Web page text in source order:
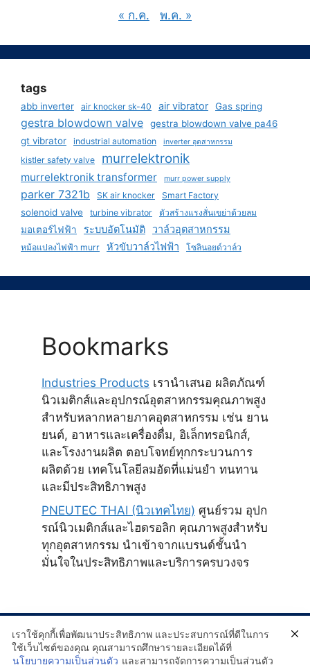
« ก.ค. พ.ค. »
tags
abb inverter air knocker sk-40 air vibrator Gas spring
gestra blowdown valve
gestra blowdown valve pa46
gt vibrator
industrial automation inverter อุตสาหกรรม
kistler safety valve murrelektronik
murrelektronik transformer murr power supply
parker 7321b SK air knocker Smart Factory
solenoid valve turbine vibrator ตัวสร้างแรงสั่นเขย่าด้วยลม
มอเตอร์ไฟฟ้า ระบบอัตโนมัติ วาล์วอุตสาหกรรม
หม้อแปลงไฟฟ้า murr หัวขับวาล์วไฟฟ้า โซลินอยด์วาล์ว
Bookmarks
Industries Products เรานำเสนอ ผลิตภัณฑ์
นิวเมติกส์และอุปกรณ์อุตสาหกรรมคุณภาพสูง
สำหรับหลากหลายภาคอุตสาหกรรม เช่น ยาน
ยนต์, อาหารและเครื่องดื่ม, อิเล็กทรอนิกส์,
และโรงงานผลิต ตอบโจทย์ทุกกระบวนการ
ผลิตด้วย เทคโนโลยีลมอัดที่แม่นยำ ทนทาน
และมีประสิทธิภาพสูง
PNEUTEC THAI (นิวเทคไทย) ศูนย์รวม อุปก
รณ์นิวเมติกส์และไฮดรอลิก คุณภาพสูงสำหรับ
ทุกอุตสาหกรรม นำเข้าจากแบรนด์ชั้นนำ
มั่นใจในประสิทธิภาพและบริการครบวงจร
เราใช้คุกกี้เพื่อพัฒนาประสิทธิภาพ และประสบการณ์ที่ดีในการ
ใช้เว็บไซต์ของคุณ คุณสามารถศึกษารายละเอียดได้ที่
นโยบายความเป็นส่วนตัว และสามารถจัดการความเป็นส่วนตัว